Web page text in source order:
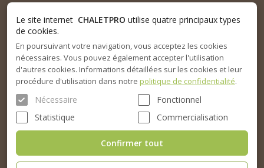
Le site internet CHALETPRO utilise quatre principaux types
de cookies.
En poursuivant votre navigation, vous acceptez les cookies
nécessaires. Vous pouvez également accepter l'utilisation
d'autres cookies. Informations détaillées sur les cookies et leur
procédure d'utilisation dans notre politique de confidentialité.
Nécessaire
Fonctionnel
Statistique
Commercialisation
Confirmer tout